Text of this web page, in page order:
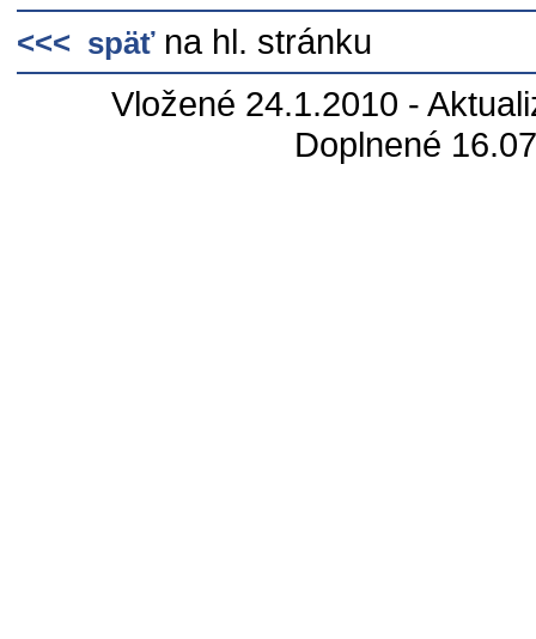
<<< späťna hl. stránku
Vložené 24.1.2010 -
Doplnené